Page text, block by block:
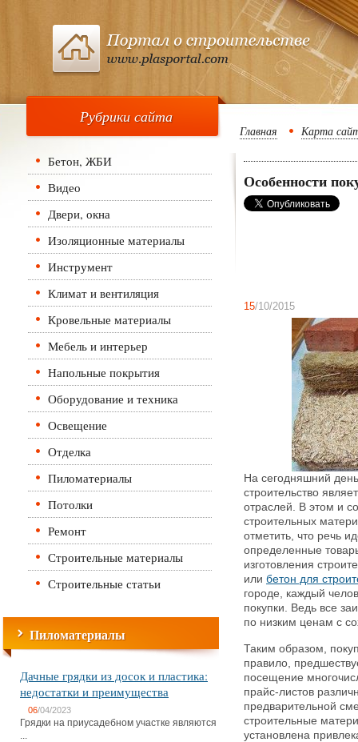
Рубрики сайта
Бетон, ЖБИ
Видео
Двери, окна
Изоляционные материалы
Инструмент
Климат и вентиляция
Кровельные материалы
Мебель и интерьер
Напольные покрытия
Оборудование и техника
Освещение
Отделка
Пиломатериалы
Потолки
Ремонт
Строительные материалы
Строительные статьи
Пиломатериалы
Дачные грядки из досок и пластика:
недостатки и преимущества
06/04/2023
Грядки на приусадебном участке являются
...
Главная Карта
Особенности
15/10/2015
На сегодняшний
строительство
отраслей. В этом и
строительных
отметить, что речь
определенные
изготовления
или бетон для
городе, каждый
покупки. Ведь все
по низким ценам с
Таким образом,
правило,
посещение
прайс-листов
предварительной
строительные
установлена